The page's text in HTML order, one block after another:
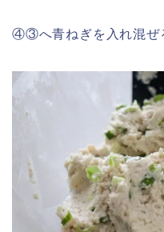
④③へ青ねぎを入れ混ぜ